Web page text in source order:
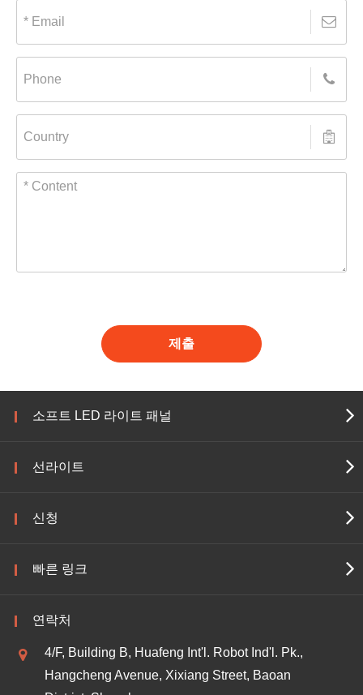
제출
소프트 LED 라이트 패널
선라이트
신청
빠른 링크
연락처
4/F, Building B, Huafeng Int'l. Robot Ind'l. Pk.,
Hangcheng Avenue, Xixiang Street, Baoan